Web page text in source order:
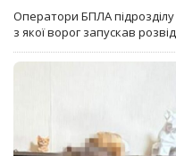
Оператори БПЛА
з якої ворог запускав